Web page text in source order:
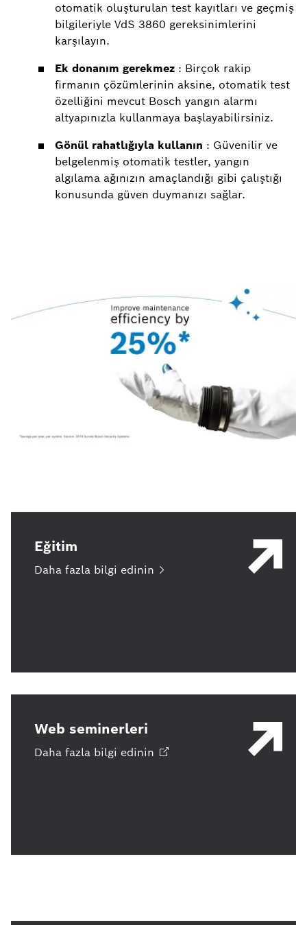
otomatik oluşturulan test kayıtları ve geçmiş
bilgileriyle VdS 3860 gereksinimlerini
karşılayın.
Ek donanım gerekmez : Birçok rakip
firmanın çözümlerinin aksine, otomatik test
özelliğini mevcut Bosch yangın alarmı
altyapınızla kullanmaya başlayabilirsiniz.
Gönül rahatlığıyla kullanın : Güvenilir ve
belgelenmiş otomatik testler, yangın
algılama ağınızın amaçlandığı gibi çalıştığı
konusunda güven duymanızı sağlar.
Eğitim
Daha fazla bilgi edinin
Web seminerleri
Daha fazla bilgi edinin